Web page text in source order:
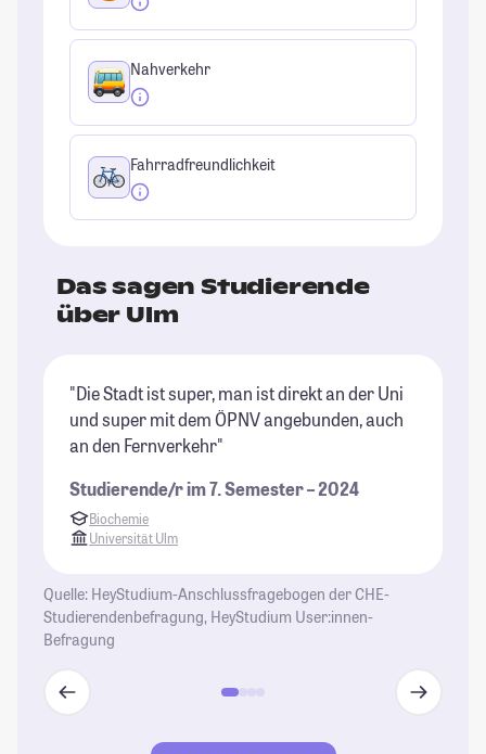
Nahverkehr
Fahrradfreundlichkeit
Das sagen Studierende
über Ulm
"Die Stadt ist super, man ist direkt an der Uni
und super mit dem ÖPNV angebunden, auch
an den Fernverkehr"
Studierende/r im 7. Semester – 2024
Biochemie
Universität Ulm
Quelle: HeyStudium-Anschlussfragebogen der CHE-
Studierendenbefragung, HeyStudium User:innen-
Befragung